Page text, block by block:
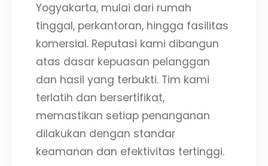
Yogyakarta, mulai dari rumah
tinggal, perkantoran, hingga fasilitas
komersial. Reputasi kami dibangun
atas dasar kepuasan pelanggan
dan hasil yang terbukti. Tim kami
terlatih dan bersertifikat,
memastikan setiap penanganan
dilakukan dengan standar
keamanan dan efektivitas tertinggi.